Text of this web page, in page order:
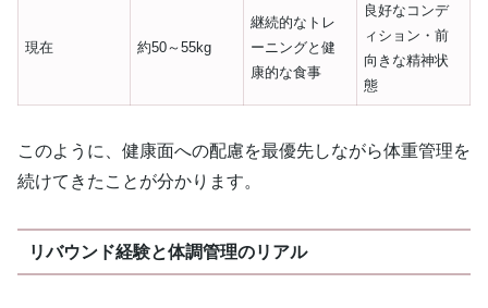
現在 約50～55kg
継続的なトレ
ーニングと健
康的な食事
良好なコンデ
ィション・前
向きな精神状
態
このように、健康面への配慮を最優先しながら体重管理を
続けてきたことが分かります。
リバウンド経験と体調管理のリアル